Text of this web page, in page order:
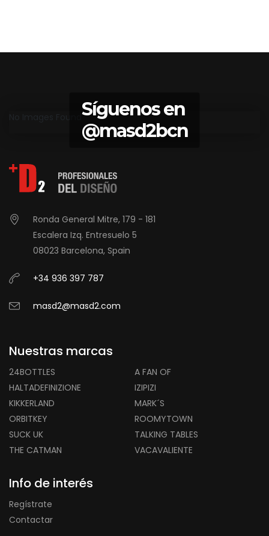
Síguenos en
@masd2bcn
Ronda General Mitre, 179 - 181
Escalera Izq. Entresuelo 5
08023 Barcelona, Spain
+34 936 397 787
masd2@masd2.com
Nuestras marcas
24BOTTLES
A FAN OF
HALTADEFINIZIONE
IZIPIZI
KIKKERLAND
MARK´S
ORBITKEY
ROOMYTOWN
SUCK UK
TALKING TABLES
THE CATMAN
VACAVALIENTE
Info de interés
Regístrate
Contactar